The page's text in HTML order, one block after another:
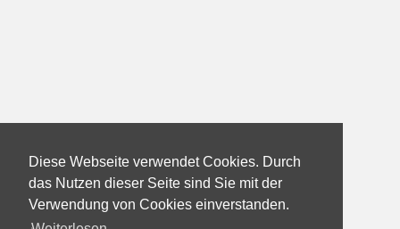
Diese Webseite verwendet Cookies. Durch
das Nutzen dieser Seite sind Sie mit der
Verwendung von Cookies einverstanden.